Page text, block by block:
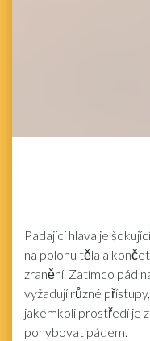
Padající hlava je
na polohu těla a
zranění. Zatímco pád
vyžadují různé
jakémkoli prostředí je
pohybovat pádem.